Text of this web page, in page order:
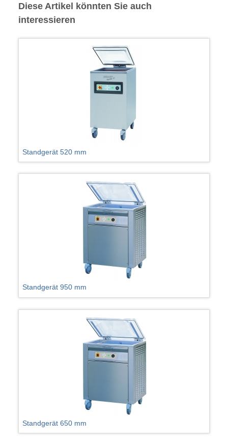
Diese Artikel könnten Sie auch
interessieren
Standgerät 520 mm
Standgerät 950 mm
Standgerät 650 mm